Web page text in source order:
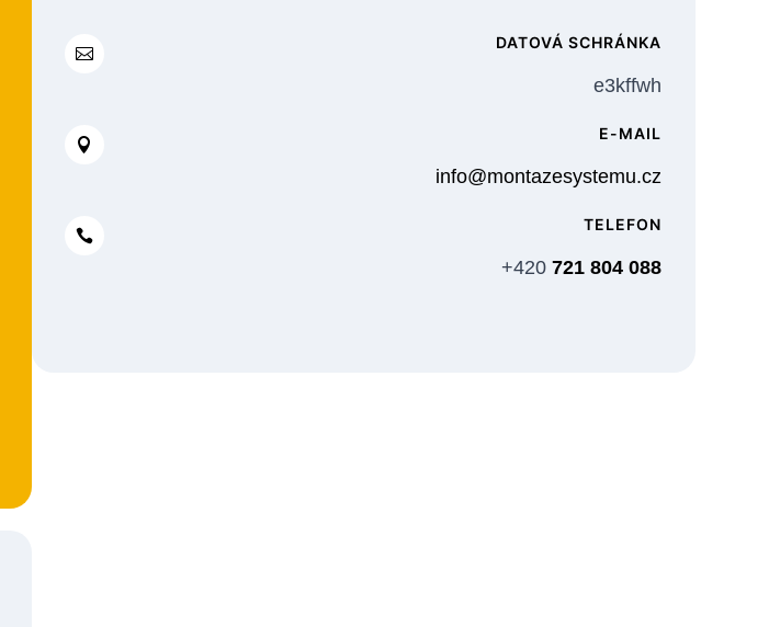

DATOVÁ SCHRÁNKA
e3kffwh

E-MAIL
info@montazesystemu.cz

TELEFON
+420721 804 088